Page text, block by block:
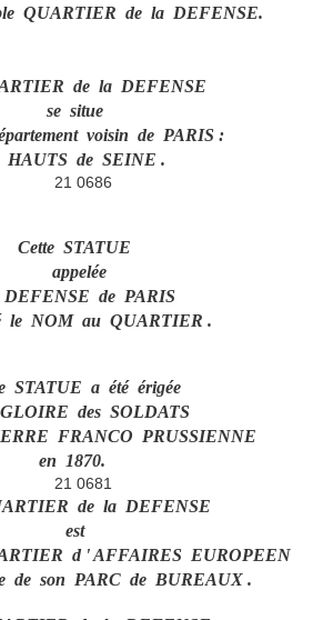
QUARTIER de la DEFENSE.
de la DEFENSE
se situe
voisin de PARIS :
HAUTS de SEINE .
Cette STATUE
appelée
de PARIS
le NOM au QUARTIER .
STATUE a été érigée
des SOLDATS
FRANCO PRUSSIENNE
en 1870.
de la DEFENSE
est
d ' AFFAIRES EUROPEEN
de son PARC de BUREAUX .